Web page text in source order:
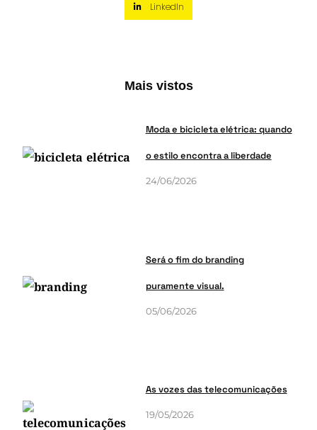
LinkedIn
Mais vistos
Moda e bicicleta elétrica: quando
o estilo encontra a liberdade
24/06/2026
Será o fim do branding
puramente visual.
05/06/2026
As vozes das telecomunicações
19/05/2026